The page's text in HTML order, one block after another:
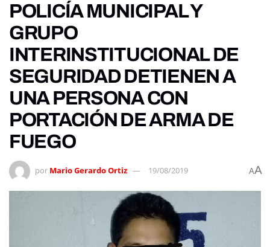
POLICÍA MUNICIPAL Y
GRUPO
INTERINSTITUCIONAL DE
SEGURIDAD DETIENEN A
UNA PERSONA CON
PORTACIÓN DE ARMA DE
FUEGO
por Mario Gerardo Ortiz 19/08/2019 AA